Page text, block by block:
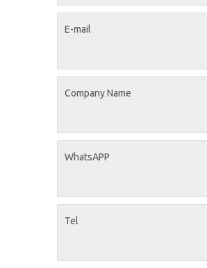
E-mail
Company Name
WhatsAPP
Tel